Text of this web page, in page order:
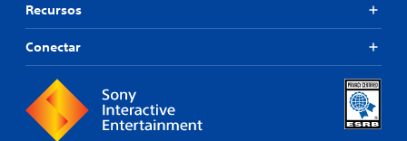
Recursos
Conectar